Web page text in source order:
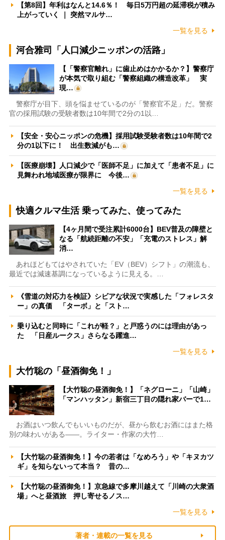
【第8回】年利はなんと14.6％！ 毎日5万円超の延滞税が積み
上がっていく ｜ 突然マルサ…
一覧を見る
河合雅司「人口減少ニッポンの活路」
【「警察官離れ」に歯止めはかかるか？】警察庁
が本気で取り組む「警察組織の構造改革」 実
現…
警察庁が目下、頭を悩ませているのが「警察官不足」だ。警察
官の採用試験の受験者数は10年間で2分の1以…
【安全・安心ニッポンの危機】採用試験受験者数は10年間で2
分の1以下に！ 出生数減がも…
【医療崩壊】人口減少で「医師不足」に加えて「患者不足」に
見舞われ地域医療が限界に 今後…
一覧を見る
快適クルマ生活 乗ってみた、使ってみた
【4ヶ月間で受注累計6000台】BEV普及の障壁と
なる「航続距離の不安」「充電のストレス」解
消…
あれほどもてはやされていた「EV（BEV）シフト」の潮流も、
最近では減速基調になっているように見える。…
《雪道の対応力を検証》シビアな状況で実感した「フォレスタ
ー」の真価 「ターボ」と「スト…
乗り込むと同時に「これが軽？」と戸惑うのには理由があっ
た 「日産ルークス」さらなる躍進…
一覧を見る
大竹聡の「昼酒御免！」
【大竹聡の昼酒御免！】「ネグローニ」「山崎」
「マンハッタン」新宿三丁目の隠れ家バーで1…
お酒はいつ飲んでもいいものだが、昼から飲むお酒にはまた格
別の味わいがある――。ライター・作家の大竹…
【大竹聡の昼酒御免！】今の若者は「なめろう」や「キヌカツ
ギ」を知らないって本当？ 昔の…
【大竹聡の昼酒御免！】京急線で多摩川越えて「川崎の大衆酒
場」へと昼酒旅 押し寄せるノス…
一覧を見る
著者・連載の一覧を見る